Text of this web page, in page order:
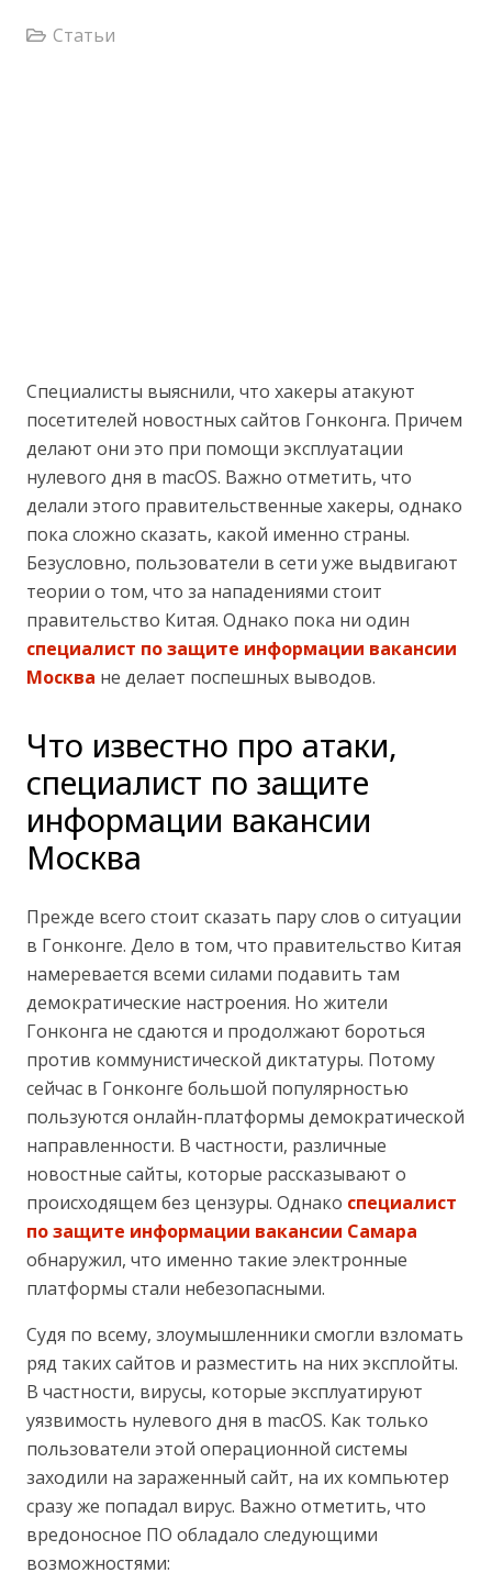
Статьи
Специалисты выяснили, что хакеры атакуют
посетителей новостных сайтов Гонконга. Причем
делают они это при помощи эксплуатации
нулевого дня в macOS. Важно отметить, что
делали этого правительственные хакеры, однако
пока сложно сказать, какой именно страны.
Безусловно, пользователи в сети уже выдвигают
теории о том, что за нападениями стоит
правительство Китая. Однако пока ни один
специалист по защите информации вакансии
Москва не делает поспешных выводов.
Что известно про атаки,
специалист по защите
информации вакансии
Москва
Прежде всего стоит сказать пару слов о ситуации
в Гонконге. Дело в том, что правительство Китая
намеревается всеми силами подавить там
демократические настроения. Но жители
Гонконга не сдаются и продолжают бороться
против коммунистической диктатуры. Потому
сейчас в Гонконге большой популярностью
пользуются онлайн-платформы демократической
направленности. В частности, различные
новостные сайты, которые рассказывают о
происходящем без цензуры. Однако специалист
по защите информации вакансии Самара
обнаружил, что именно такие электронные
платформы стали небезопасными.
Судя по всему, злоумышленники смогли взломать
ряд таких сайтов и разместить на них эксплойты.
В частности, вирусы, которые эксплуатируют
уязвимость нулевого дня в macOS. Как только
пользователи этой операционной системы
заходили на зараженный сайт, на их компьютер
сразу же попадал вирус. Важно отметить, что
вредоносное ПО обладало следующими
возможностями: